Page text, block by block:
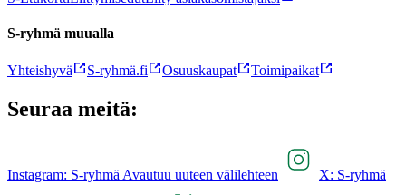
S-ryhmä muualla
Yhteishyvä S-ryhmä.fi Osuuskaupat Toimipaikat
Seuraa meitä:
Instagram: S-ryhmä Avautuu uuteen välilehteen X: S-ryhmä